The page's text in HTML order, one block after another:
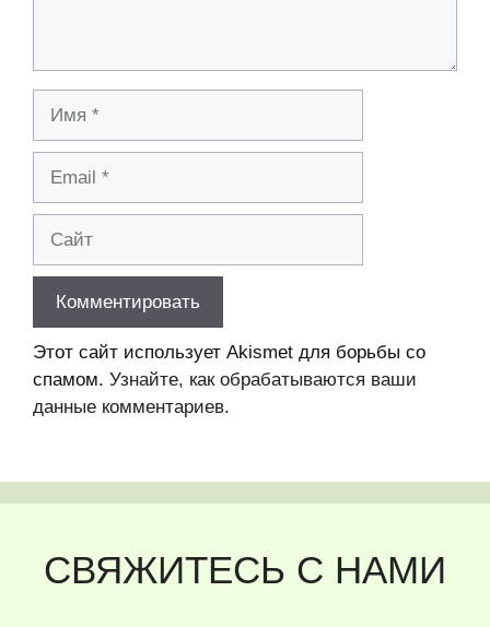
Этот сайт использует Akismet для борьбы со
спамом. Узнайте, как обрабатываются ваши
данные комментариев.
СВЯЖИТЕСЬ С НАМИ